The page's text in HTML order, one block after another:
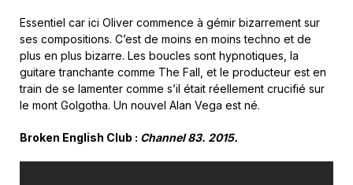
Essentiel car ici Oliver commence à gémir bizarrement sur
ses compositions. C’est de moins en moins techno et de
plus en plus bizarre. Les boucles sont hypnotiques, la
guitare tranchante comme The Fall, et le producteur est en
train de se lamenter comme s’il était réellement crucifié sur
le mont Golgotha. Un nouvel Alan Vega est né.
Broken English Club : Channel 83. 2015.